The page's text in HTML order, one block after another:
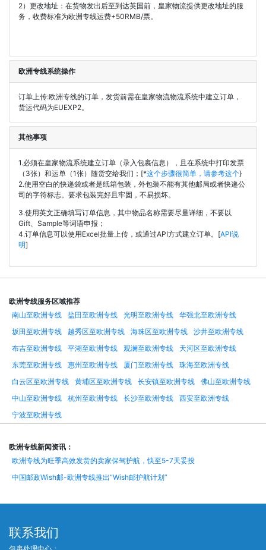
2）更改地址：在货物发出后至到达英国前，皇家物流提供更改地址的服
务，收费标准为欧洲专线运费+50RMB/票。
欧洲专线系统操作
订单上传:欧洲专线的订单，发货前需在皇家物流物流系统中建立订单，
货运代码为EUEXP2。
其他事项
1.必须在皇家物流系统建立订单（录入包裹信息），且在系统中打印发票
（3张）和运单（1张）随货交给我们；[*这个步骤很简单，请参考这个}
2.使用空白的快递袋或者是纸箱包装，外包装不能有其他邮局或者快递公
司的字符标志。要求包装完好且牢固，不易损坏。
3.使用英文正确填写订单信息，其中物品名称需要尽量详细，不要以
Gift、Sample等词语申报；
4.订单信息可以使用Excel批量上传，或通过API方式建立订单。[API说
明]
欧洲专线服务区域推荐
南山至欧洲专线
盐田至欧洲专线 光明至欧洲专线
华强北至欧洲专线
坂田至欧洲专线
越秀区至欧洲专线 海珠区至欧洲专线
沙井至欧洲专线
布吉至欧洲专线
平湖至欧洲专线 观澜至欧洲专线
天河区至欧洲专线
东莞至欧洲专线
惠州至欧洲专线 厦门至欧洲专线
珠海至欧洲专线
白云区至欧洲专线
黄埔区至欧洲专线 长安镇至欧洲专线
佛山至欧洲专线
中山至欧洲专线
杭州至欧洲专线 长沙至欧洲专线
西安至欧洲专线
宁波至欧洲专线
欧洲专线新闻资讯：
欧洲专线为旺季高效发货的卖家保驾护航，快至5-7天妥投
中国邮政Wish邮-欧洲专线推出“Wish邮护航计划”
联系我们